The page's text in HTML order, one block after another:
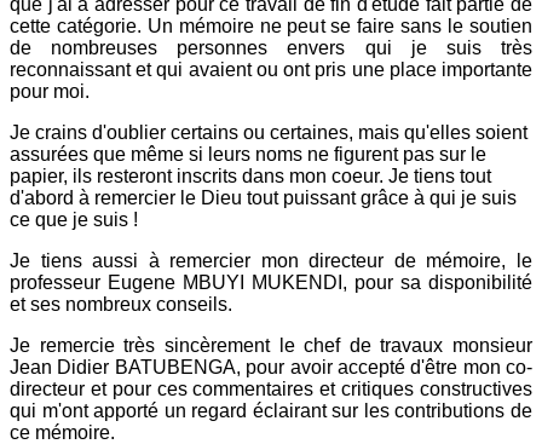
que j'ai à adresser pour ce travail de fin d'étude fait partie de
cette catégorie. Un mémoire ne peut se faire sans le soutien
de nombreuses personnes envers qui je suis très
reconnaissant et qui avaient ou ont pris une place importante
pour moi.
Je crains d'oublier certains ou certaines, mais qu'elles soient
assurées que même si leurs noms ne figurent pas sur le
papier, ils resteront inscrits dans mon coeur. Je tiens tout
d'abord à remercier le Dieu tout puissant grâce à qui je suis
ce que je suis !
Je tiens aussi à remercier mon directeur de mémoire, le
professeur Eugene MBUYI MUKENDI, pour sa disponibilité
et ses nombreux conseils.
Je remercie très sincèrement le chef de travaux monsieur
Jean Didier BATUBENGA, pour avoir accepté d'être mon co-
directeur et pour ces commentaires et critiques constructives
qui m'ont apporté un regard éclairant sur les contributions de
ce mémoire.